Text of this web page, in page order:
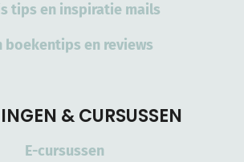
tips en inspiratie mails
boekentips en reviews
& CURSUSSEN
E-cursussen